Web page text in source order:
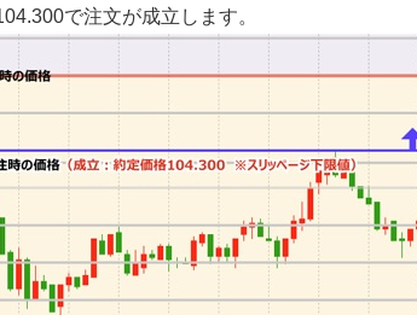
で注文が成立します。